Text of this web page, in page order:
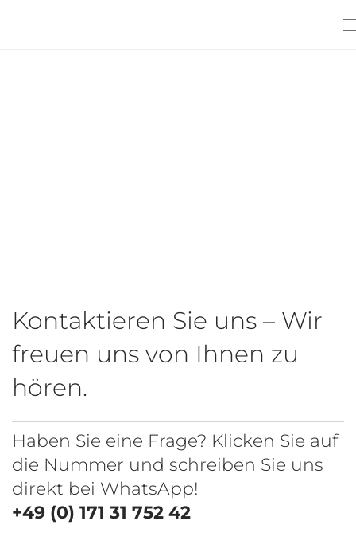
Kontaktieren Sie uns – Wir
freuen uns von Ihnen zu
hören.
Haben Sie eine Frage? Klicken Sie auf
die Nummer und schreiben Sie uns
direkt bei WhatsApp!
+49 (0) 171 31 752 42